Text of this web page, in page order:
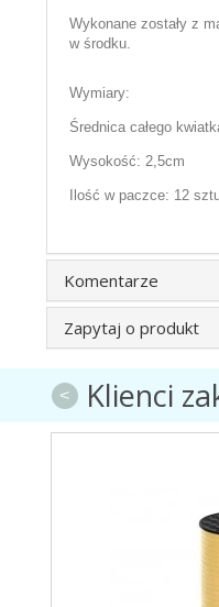
Wykonane zostały z
w środku.
Wymiary:
Średnica całego
Wysokość: 2,5cm
Ilość w paczce: 12
Komentarze
Zapytaj o produkt
Klienci
<